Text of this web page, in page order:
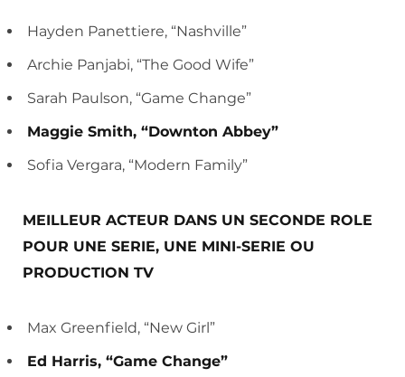
Hayden Panettiere, “Nashville”
Archie Panjabi, “The Good Wife”
Sarah Paulson, “Game Change”
Maggie Smith, “Downton Abbey”
Sofia Vergara, “Modern Family”
MEILLEUR ACTEUR DANS UN SECONDE ROLE
POUR UNE SERIE, UNE MINI-SERIE OU
PRODUCTION TV
Max Greenfield, “New Girl”
Ed Harris, “Game Change”